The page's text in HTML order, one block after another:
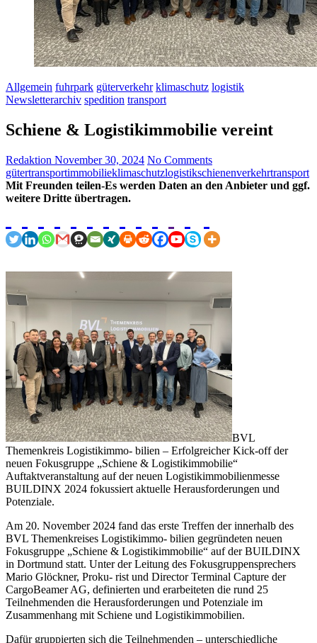
Allgemein fuhrpark güterverkehr klimaschutz logistik
Newsletterarchiv spedition transport
Schiene & Logistikimmobilie vereint
Redaktion November 30, 2024 No Comments
gütertransportimmobilieklimaschutzlogistikschienenverkehrtransport
Mit Freunden teilen-Es werden Daten an den Anbieter und ggf.
weitere Dritte übertragen.
BVL
Themenkreis Logistikimmo- bilien – Erfolgreicher Kick-off der
neuen Fokusgruppe „Schiene & Logistikimmobilie“
Auftaktveranstaltung auf der neuen Logistikimmobilienmesse
BUILDINX 2024 fokussiert aktuelle Herausforderungen und
Potenziale.
Am 20. November 2024 fand das erste Treffen der innerhalb des
BVL Themenkreises Logistikimmo- bilien gegründeten neuen
Fokusgruppe „Schiene & Logistikimmobilie“ auf der BUILDINX
in Dortmund statt. Unter der Leitung des Fokusgruppensprechers
Mario Glöckner, Proku- rist und Director Terminal Capture der
CargoBeamer AG, definierten und erarbeiteten die rund 25
Teilnehmenden die Herausforderungen und Potenziale im
Zusammenhang mit Schiene und Logistikimmobilien.
Dafür gruppierten sich die Teilnehmenden – unterschiedliche